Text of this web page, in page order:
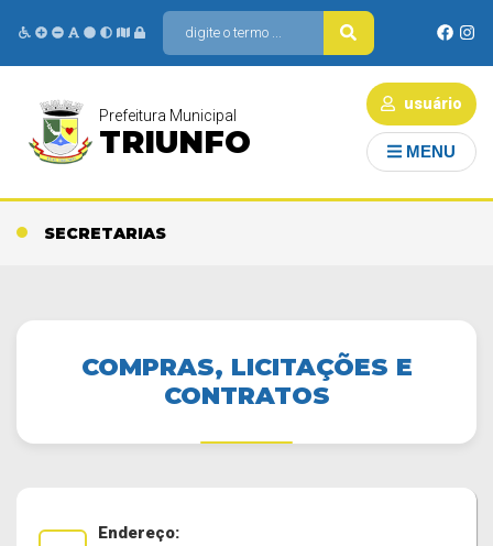
usuário
Prefeitura Municipal
TRIUNFO MENU
SECRETARIAS
COMPRAS, LICITAÇÕES E
CONTRATOS
Endereço: